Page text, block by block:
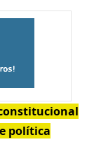
política